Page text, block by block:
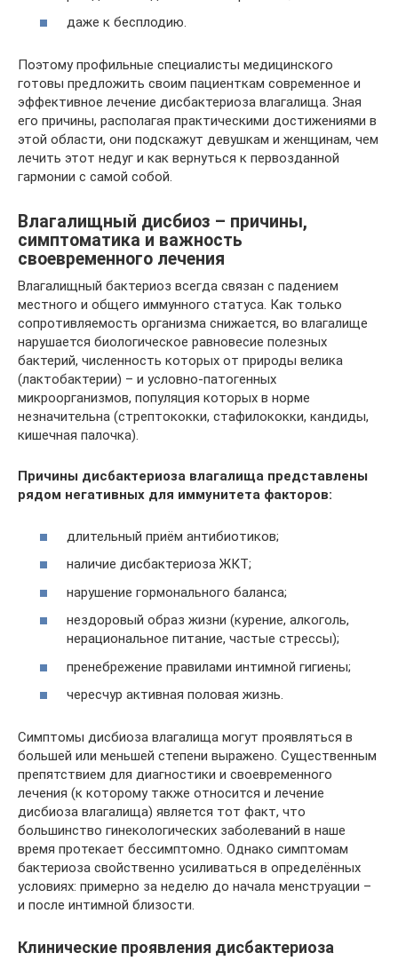
даже к бесплодию.
Поэтому профильные специалисты медицинского
готовы предложить своим пациенткам современное и
эффективное лечение дисбактериоза влагалища. Зная
его причины, располагая практическими достижениями в
этой области, они подскажут девушкам и женщинам, чем
лечить этот недуг и как вернуться к первозданной
гармонии с самой собой.
Влагалищный дисбиоз – причины,
симптоматика и важность
своевременного лечения
Влагалищный бактериоз всегда связан с падением
местного и общего иммунного статуса. Как только
сопротивляемость организма снижается, во влагалище
нарушается биологическое равновесие полезных
бактерий, численность которых от природы велика
(лактобактерии) – и условно-патогенных
микроорганизмов, популяция которых в норме
незначительна (стрептококки, стафилококки, кандиды,
кишечная палочка).
Причины дисбактериоза влагалища представлены
рядом негативных для иммунитета факторов:
длительный приём антибиотиков;
наличие дисбактериоза ЖКТ;
нарушение гормонального баланса;
нездоровый образ жизни (курение, алкоголь,
нерациональное питание, частые стрессы);
пренебрежение правилами интимной гигиены;
чересчур активная половая жизнь.
Симптомы дисбиоза влагалища могут проявляться в
большей или меньшей степени выражено. Существенным
препятствием для диагностики и своевременного
лечения (к которому также относится и лечение
дисбиоза влагалища) является тот факт, что
большинство гинекологических заболеваний в наше
время протекает бессимптомно. Однако симптомам
бактериоза свойственно усиливаться в определённых
условиях: примерно за неделю до начала менструации –
и после интимной близости.
Клинические проявления дисбактериоза